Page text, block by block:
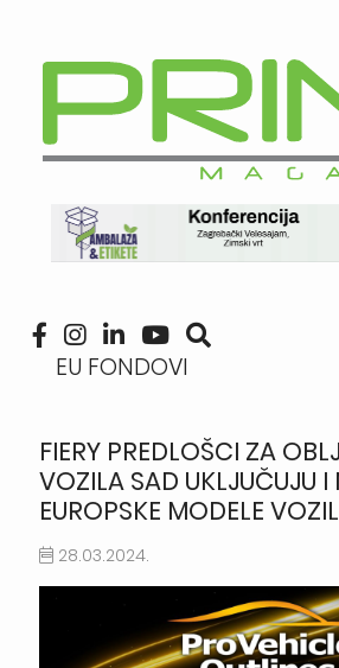
EU FONDOVI
FIERY PREDLOŠCI ZA
VOZILA SAD UKLJUČUJU
EUROPSKE MODELE
28.03.2024.